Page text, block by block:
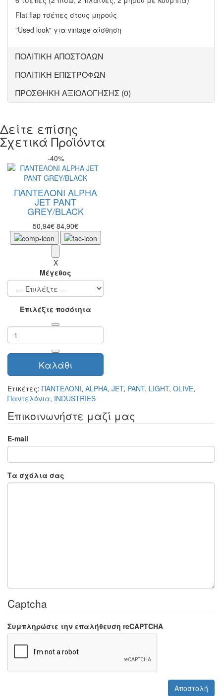
Flat flap τσέπες στους μηρούς
"Used look" για vintage αίσθηση
ΠΟΛΙΤΙΚΗ ΑΠΟΣΤΟΛΩΝ
ΠΟΛΙΤΙΚΗ ΕΠΙΣΤΡΟΦΩΝ
ΠΡΟΣΘΗΚΗ ΑΞΙΟΛΟΓΗΣΗΣ (0)
Δείτε επίσης
Σχετικά Προϊόντα
-40%
ΠΑΝΤΕΛΟΝΙ ALPHA
JET PANT
GREY/BLACK
50,94€ 84,90€
X
Μέγεθος
Επιλέξτε ποσότητα
Καλάθι
Ετικέτες: ΠΑΝΤΕΛΟΝΙ, ALPHA, JET, PANT, LIGHT, OLIVE,
Παντελόνια, INDUSTRIES
Επικοινωνήστε μαζί μας
E-mail
Τα σχόλια σας
Captcha
Συμπληρώστε την επαλήθευση reCAPTCHA